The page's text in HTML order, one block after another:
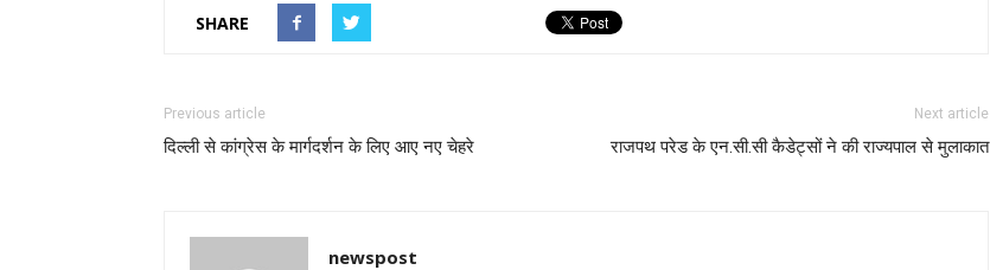
SHARE
Previous article
दिल्ली से कांग्रेस के मार्गदर्शन के लिए आए नए चेहरे
Next article
राजपथ परेड के एन.सी.सी कैडेट्सों ने की राज्यपाल से मुलाकात
newspost